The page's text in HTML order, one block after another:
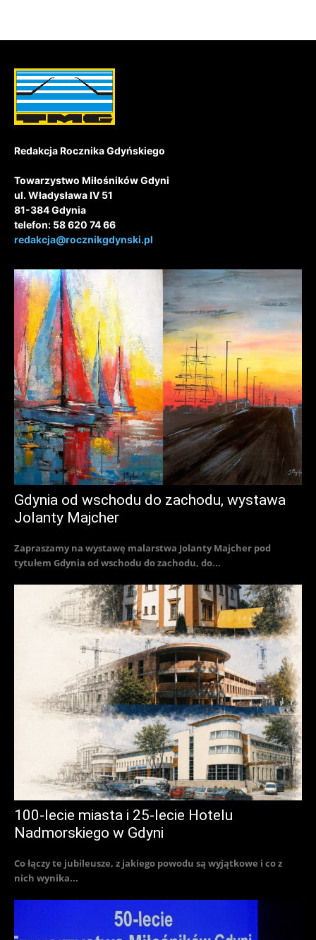
Redakcja Rocznika Gdyńskiego
Towarzystwo Miłośników Gdyni
ul. Władysława IV 51
81-384 Gdynia
telefon: 58 620 74 66
redakcja@rocznikgdynski.pl
Gdynia od wschodu do zachodu, wystawa
Jolanty Majcher
Zapraszamy na wystawę malarstwa Jolanty Majcher pod
tytułem Gdynia od wschodu do zachodu, do...
100-lecie miasta i 25-lecie Hotelu
Nadmorskiego w Gdyni
Co łączy te jubileusze, z jakiego powodu są wyjątkowe i co z
nich wynika...